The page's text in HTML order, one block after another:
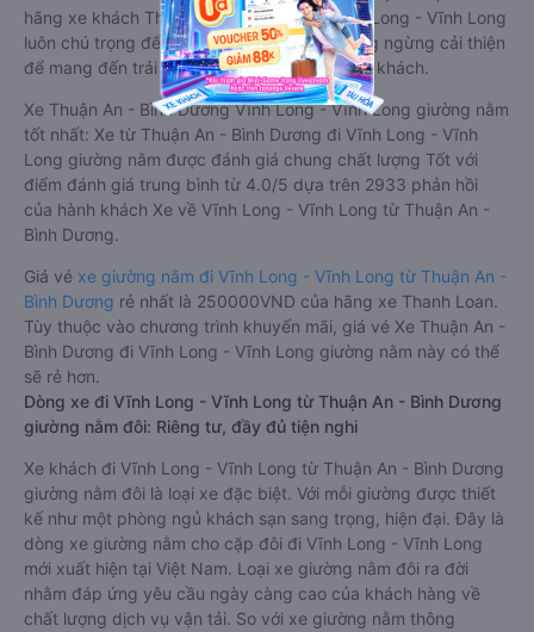
hãng xe khách Thuận An - Bình Dương Vĩnh Long - Vĩnh Long
luôn chú trọng đến chất lượng dịch vụ, không ngừng cải thiện
để mang đến trải nghiệm hoàn hảo cho hành khách.
Xe Thuận An - Bình Dương Vĩnh Long - Vĩnh Long giường nằm
tốt nhất: Xe từ Thuận An - Bình Dương đi Vĩnh Long - Vĩnh
Long giường nằm được đánh giá chung chất lượng Tốt với
điểm đánh giá trung bình từ 4.0/5 dựa trên 2933 phản hồi
của hành khách Xe về Vĩnh Long - Vĩnh Long từ Thuận An -
Bình Dương.
Giá vé xe giường nằm đi Vĩnh Long - Vĩnh Long từ Thuận An -
Bình Dương rẻ nhất là 250000VND của hãng xe Thanh Loan.
Tùy thuộc vào chương trình khuyến mãi, giá vé Xe Thuận An -
Bình Dương đi Vĩnh Long - Vĩnh Long giường nằm này có thể
sẽ rẻ hơn.
Dòng xe đi Vĩnh Long - Vĩnh Long từ Thuận An - Bình Dương
giường nằm đôi: Riêng tư, đầy đủ tiện nghi
Xe khách đi Vĩnh Long - Vĩnh Long từ Thuận An - Bình Dương
giường nằm đôi là loại xe đặc biệt. Với mỗi giường được thiết
kế như một phòng ngủ khách sạn sang trọng, hiện đại. Đây là
dòng xe giường nằm cho cặp đôi đi Vĩnh Long - Vĩnh Long
mới xuất hiện tại Việt Nam. Loại xe giường nằm đôi ra đời
nhằm đáp ứng yêu cầu ngày càng cao của khách hàng về
chất lượng dịch vụ vận tải. So với xe giường nằm thông